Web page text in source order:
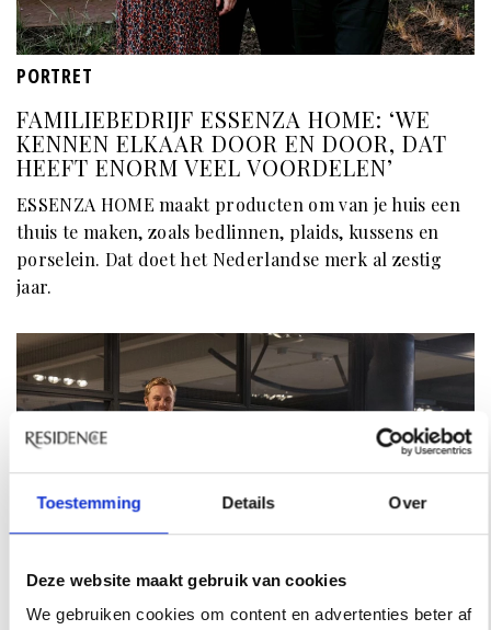
Toestemming Details Over
Deze website maakt gebruik van cookies
We gebruiken cookies om content en advertenties beter af
PORTRET
FAMILIEBEDRIJF ESSENZA HOME: ‘WE
KENNEN ELKAAR DOOR EN DOOR, DAT
HEEFT ENORM VEEL VOORDELEN’
ESSENZA HOME maakt producten om van je huis een
thuis te maken, zoals bedlinnen, plaids, kussens en
porselein. Dat doet het Nederlandse merk al zestig
jaar.